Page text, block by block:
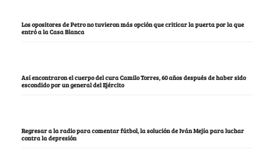
Los opositores de Petro no tuvieron más opción que criticar la puerta por la que
entró a la Casa Blanca
Así encontraron el cuerpo del cura Camilo Torres, 60 años después de haber sido
escondido por un general del Ejército
Regresar a la radio para comentar fútbol, la solución de Iván Mejía para luchar
contra la depresión